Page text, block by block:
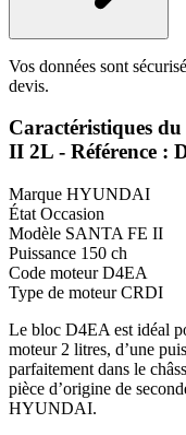
Vos données sont
devis.
Caractéristiques
II 2L - Référence :
Marque HYUNDAI
État Occasion
Modèle SANTA FE II
Puissance 150 ch
Code moteurD4EA
Type de moteurCRDI
Le bloc D4EA est idéal
moteur 2 litres, d’une
parfaitement dans le
pièce d’origine de
HYUNDAI.